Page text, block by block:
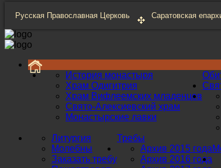
Русская Православная Церковь Саратовская
История монастыря
Храм Одигитрия
Храм Вифлеемских младенцев
Свято-Алексиевский храм
Монастырские лавки
Требы
Литургия
Молебны
Заказать требу
Архив 2015 года
Архив 2016 года